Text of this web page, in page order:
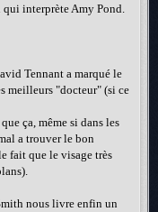
interprète Amy Pond.
Tennant a marqué le
meilleurs "docteur" (si ce
ça, même si dans les
a trouver le bon
fait que le visage très
nous livre enfin un